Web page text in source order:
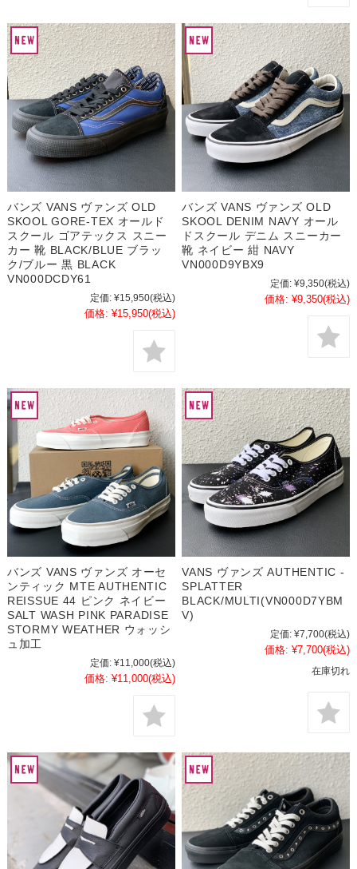
バンズ VANS ヴァンズ OLD
SKOOL GORE-TEX オールド
スクール ゴアテックス スニー
カー 靴 BLACK/BLUE ブラッ
ク/ブルー 黒 BLACK
VN000DCDY61
定価: ¥15,950(税込)
価格: ¥15,950(税込)
バンズ VANS ヴァンズ OLD
SKOOL DENIM NAVY オール
ドスクール デニム スニーカー
靴 ネイビー 紺 NAVY
VN000D9YBX9
定価: ¥9,350(税込)
価格: ¥9,350(税込)
バンズ VANS ヴァンズ オーセ
ンティック MTE AUTHENTIC
REISSUE 44 ピンク ネイビー
SALT WASH PINK PARADISE
STORMY WEATHER ウォッシ
ュ加工
定価: ¥11,000(税込)
価格: ¥11,000(税込)
VANS ヴァンズ AUTHENTIC -
SPLATTER
BLACK/MULTI(VN000D7YBM
V)
定価: ¥7,700(税込)
価格: ¥7,700(税込)
在庫切れ